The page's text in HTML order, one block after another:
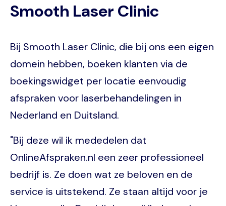
Smooth Laser Clinic
Bij Smooth Laser Clinic, die bij ons een eigen
domein hebben, boeken klanten via de
boekingswidget per locatie eenvoudig
afspraken voor laserbehandelingen in
Nederland en Duitsland.
"Bij deze wil ik mededelen dat
OnlineAfspraken.nl een zeer professioneel
bedrijf is. Ze doen wat ze beloven en de
service is uitstekend. Ze staan altijd voor je